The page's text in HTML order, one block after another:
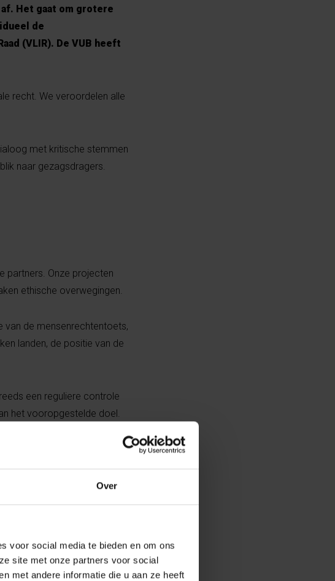
Over
voor social media te bieden en om ons
site met onze partners voor social
met andere informatie die u aan ze heeft
Het gaat om grotere
de
(VLIR). De VUB heeft
recht. We veroordelen alle
met kritische stemmen
naar gezagsdragers.
partners. Onze projecten
ethische overwegingen.
van de mensenrechtentoets,
landen, de positie van de
een reguliere controle
het vooropgestelde doel.
Twee van de zeven
van de ethische
een negatief advies
we als VUB de nodige